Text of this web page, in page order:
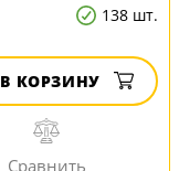
138 шт.
В КОРЗИНУ